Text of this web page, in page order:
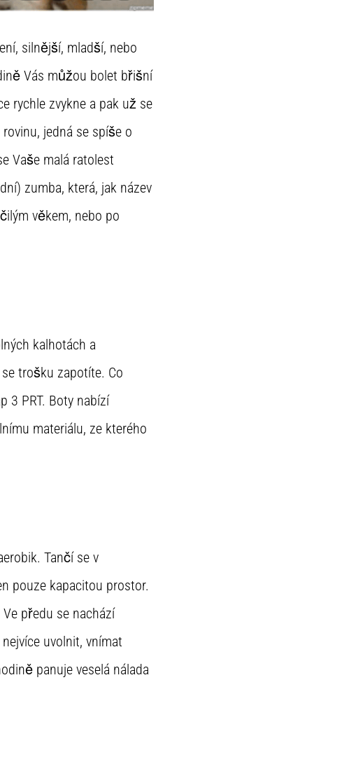
silnější, mladší, nebo
Vás můžou bolet břišní
rychle zvykne a pak už se
jedná se spíše o
Vaše malá ratolest
zumba, která, jak název
věkem, nebo po
kalhotách a
trošku zapotíte. Co
3 PRT. Boty nabízí
materiálu, ze kterého
Tančí se v
pouze kapacitou prostor.
předu se nachází
uvolnit, vnímat
panuje veselá nálada